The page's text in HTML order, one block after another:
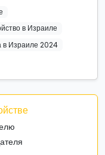
в Израиле
в Израиле 2024